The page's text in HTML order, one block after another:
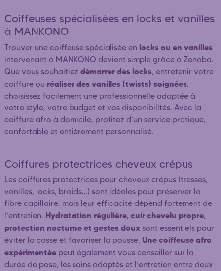
Coiffeuses spécialisées en locks et vanilles
à MANKONO
Trouver une coiffeuse spécialisée en locks ou en vanilles
intervenant à MANKONO devient simple grâce à Zenaba.
Que vous souhaitiez démarrer des locks, entretenir votre
coiffure ou réaliser des vanilles (twists) soignées,
choisissez facilement une professionnelle adaptée à
votre style, votre budget et vos disponibilités. Avec la
coiffure afro à domicile, profitez d’un service pratique,
confortable et entièrement personnalisé.
Coiffures protectrices cheveux crépus
Les coiffures protectrices pour cheveux crépus (tresses,
vanilles, locks, braids…) sont idéales pour préserver la
fibre capillaire, mais leur efficacité dépend fortement de
l’entretien. Hydratation régulière, cuir chevelu propre,
protection nocturne et gestes doux sont essentiels pour
éviter la casse et favoriser la pousse. Une coiffeuse afro
expérimentée peut également vous conseiller sur la
durée de pose, les soins adaptés et l’entretien entre deux